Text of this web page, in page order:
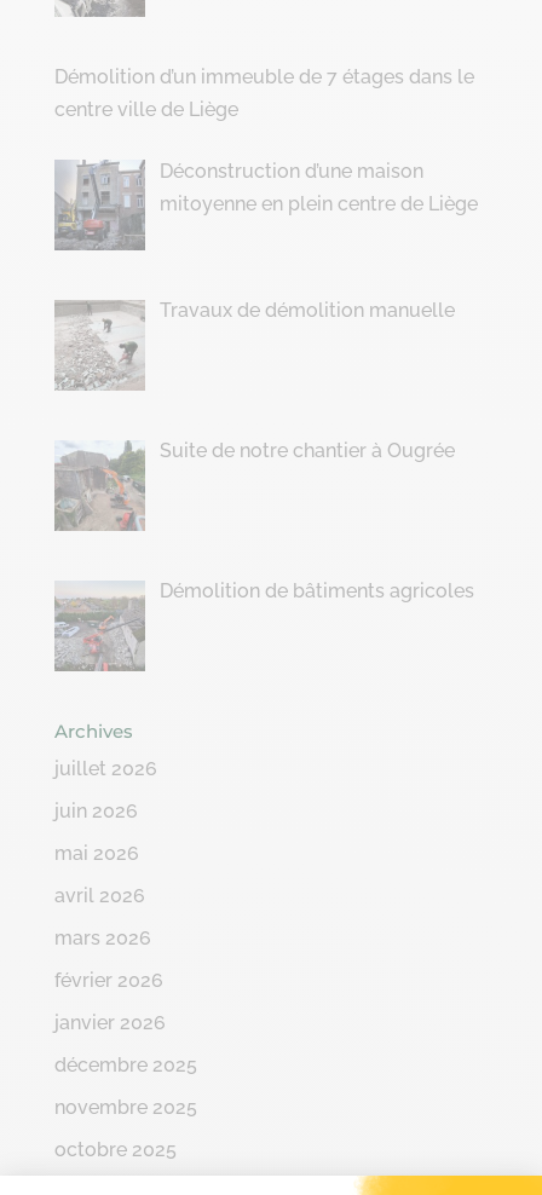
Démolition d’un immeuble de 7 étages dans le
centre ville de Liège
Déconstruction d’une maison
mitoyenne en plein centre de Liège
Travaux de démolition manuelle
Suite de notre chantier à Ougrée
Démolition de bâtiments agricoles
Archives
juillet 2026
juin 2026
mai 2026
avril 2026
mars 2026
février 2026
janvier 2026
décembre 2025
novembre 2025
octobre 2025